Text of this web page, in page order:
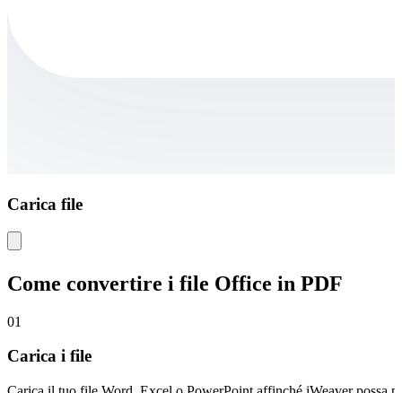
Carica file
Come convertire i file Office in PDF
01
Carica i file